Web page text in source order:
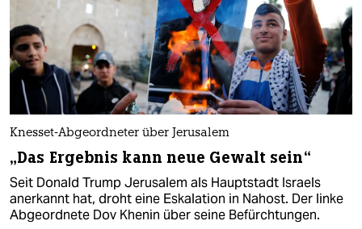
Knesset-Abgeordneter über Jerusalem
„Das Ergebnis kann neue Gewalt sein“
Seit Donald Trump Jerusalem als Hauptstadt Israels
anerkannt hat, droht eine Eskalation in Nahost. Der linke
Abgeordnete Dov Khenin über seine Befürchtungen.